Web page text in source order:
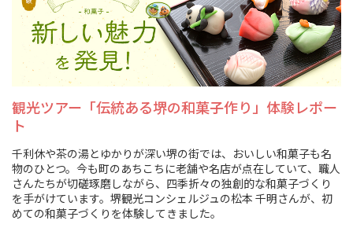
観光ツアー「伝統ある堺の和菓子作り」体験レポー
ト
千利休や茶の湯とゆかりが深い堺の街では、おいしい和菓子も名
物のひとつ。今も町のあちこちに老舗や名店が点在していて、職人
さんたちが切磋琢磨しながら、四季折々の独創的な和菓子づくり
を手がけています。堺観光コンシェルジュの松本 千明さんが、初
めての和菓子づくりを体験してきました。